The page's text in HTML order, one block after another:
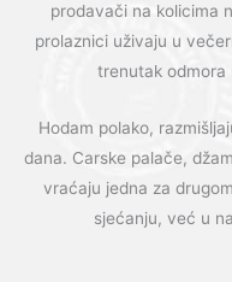
prodavači na kolicima
prolaznici uživaju u
trenutak odmora
Hodam polako,
dana. Carske palače,
vraćaju jedna za
sjećanju, već u